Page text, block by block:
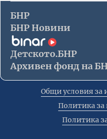
БНР
БНР Новини
Детското.БНР
Архивен фонд на
Общи условия за
Политика за
Политика